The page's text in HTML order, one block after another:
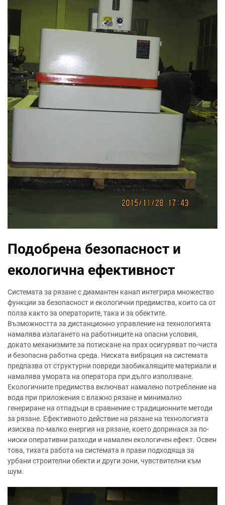
Подобрена безопасност и
екологична ефективност
Системата за рязане с диамантен канап интегрира множество
функции за безопасност и екологични предимства, които са от
полза както за операторите, така и за обектите.
Възможността за дистанционно управление на технологията
намалява излагането на работниците на опасни условия,
докато механизмите за потискане на прах осигуряват по-чиста
и безопасна работна среда. Ниската вибрация на системата
предпазва от структурни повреди заобикалящите материали и
намалява умората на оператора при дълго използване.
Екологичните предимства включват намалено потребление на
вода при приложения с влажно рязане и минимално
генериране на отпадъци в сравнение с традиционните методи
за рязане. Ефективното действие на рязане на технологията
изисква по-малко енергия на рязане, което допринася за по-
ниски оперативни разходи и намален екологичен ефект. Освен
това, тихата работа на системата я прави подходяща за
урбани строителни обекти и други зони, чувствителни към
шум.